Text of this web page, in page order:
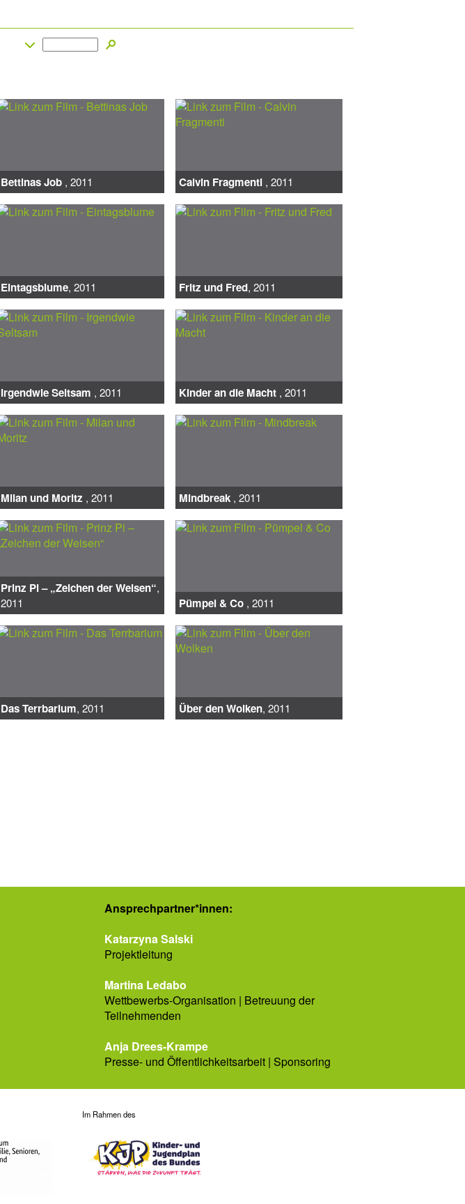
Bettinas Job , 2011 Calvin Fragmenti , 2011
Eintagsblume, 2011 Fritz und Fred, 2011
Irgendwie Seltsam , 2011 Kinder an die Macht , 2011
Milan und Moritz , 2011 Mindbreak , 2011
Prinz Pi – „Zeichen der Weisen“,
2011
Pümpel & Co , 2011
Das Terrbarium, 2011 Über den Wolken, 2011
Ansprech­partner*innen:
Katarzyna Salski
Projektleitung
Martina Ledabo
Wettbewerbs-Organisation | Betreuung der
Teilnehmenden
Anja Drees-Krampe
Presse- und Öffentlichkeitsarbeit | Sponsoring
Im Rahmen des